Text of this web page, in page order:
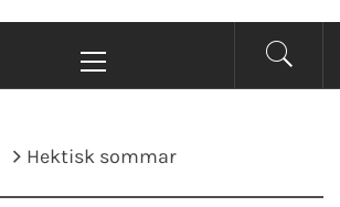
meny
Hektisk sommar